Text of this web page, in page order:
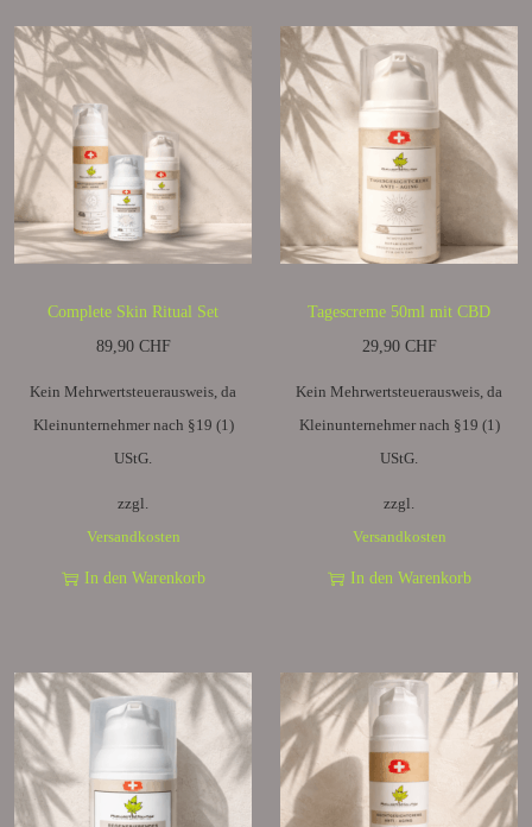
Complete Skin Ritual Set
89,90 CHF
Kein Mehrwertsteuerausweis, da
Kleinunternehmer nach §19 (1)
UStG.
zzgl.
Versandkosten
In den Warenkorb
Tagescreme 50ml mit CBD
29,90 CHF
Kein Mehrwertsteuerausweis, da
Kleinunternehmer nach §19 (1)
UStG.
zzgl.
Versandkosten
In den Warenkorb